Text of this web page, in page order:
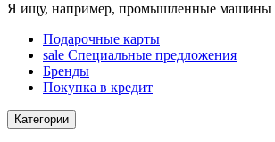
Я ищу, например, промышленные машины
Подарочные карты
sale Специальные предложения
Бренды
Покупка в кредит
Категории